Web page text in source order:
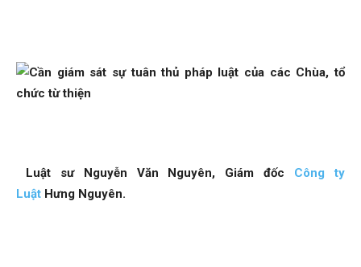
Luật sư Nguyễn Văn Nguyên, Giám đốc Công ty
Luật Hưng Nguyên.